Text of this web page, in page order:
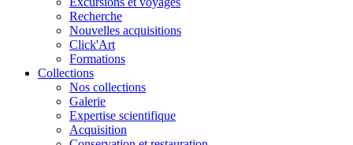
Recherche
Nouvelles acquisitions
Click'Art
Formations
Collections
Nos collections
Galerie
Expertise scientifique
Acquisition